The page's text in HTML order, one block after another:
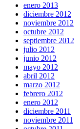
enero 2013
diciembre 2012
noviembre 2012
octubre 2012
septiembre 2012
julio 2012
junio 2012
mayo 2012
abril 2012
marzo 2012
febrero 2012
enero 2012
diciembre 2011
noviembre 2011